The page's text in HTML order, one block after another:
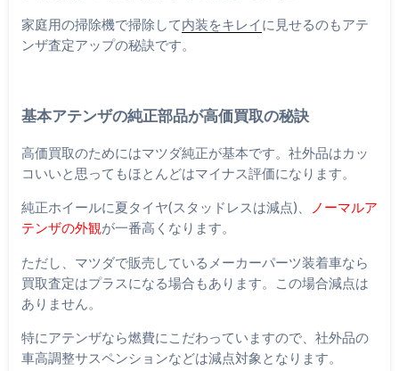
家庭用の掃除機で掃除して内装をキレイに見せるのもアテ
ンザ査定アップの秘訣です。
基本アテンザの純正部品が高価買取の秘訣
高価買取のためにはマツダ純正が基本です。社外品はカッ
コいいと思ってもほとんどはマイナス評価になります。
純正ホイールに夏タイヤ(スタッドレスは減点)、
ノーマルア
テンザの外観が一番高くなります。
ただし、マツダで販売しているメーカーパーツ装着車なら
買取査定はプラスになる場合もあります。この場合減点は
ありません。
特にアテンザなら燃費にこだわっていますので、社外品の
車高調整サスペンションなどは減点対象となります。